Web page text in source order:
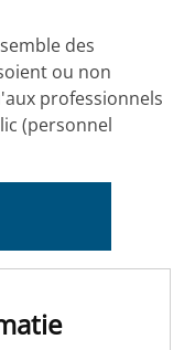
des
ou non
professionnels
(personnel